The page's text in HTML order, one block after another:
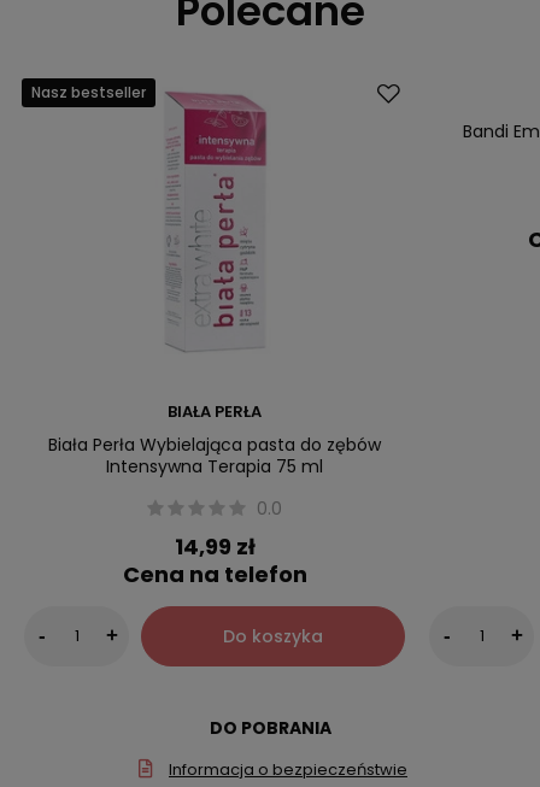
Nasz bestseller
BIAŁA PERŁA
Biała Perła Wybielająca pasta do zębów
Intensywna Terapia 75 ml
0.0
14,99 zł
Cena na telefon
- + Do koszyka
Bandi
- +
DO POBRANIA
Informacja o bezpieczeństwie